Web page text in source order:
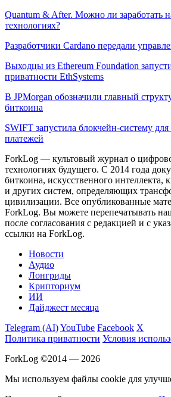
Quantum & After. Можно ли заработать
технологиях?
Разработчики Cardano передали
Выходцы из Ethereum Foundation
приватности EthSystems
В JPMorgan обозначили главный
биткоина
SWIFT запустила блокчейн-систему
платежей
ForkLog — культовый журнал о
технологиях будущего. С 2014 года
биткоина, искусственного интеллекта,
и других систем, определяющих
цивилизации. Все опубликованные
ForkLog. Вы можете перепечатывать
после согласования с редакцией и с
ссылки на ForkLog.
Новости
Аудио
Лонгриды
Крипториум
ИИ
Дайджест месяца
Telegram (AI)YouTube Facebook X
Политика приватности Условия
ForkLog ©2014 — 2026
Мы используем файлы cookie для